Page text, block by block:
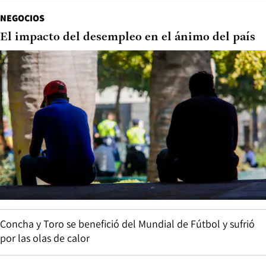
NEGOCIOS
El impacto del desempleo en el ánimo del país
Concha y Toro se benefició del Mundial de Fútbol y sufrió
por las olas de calor